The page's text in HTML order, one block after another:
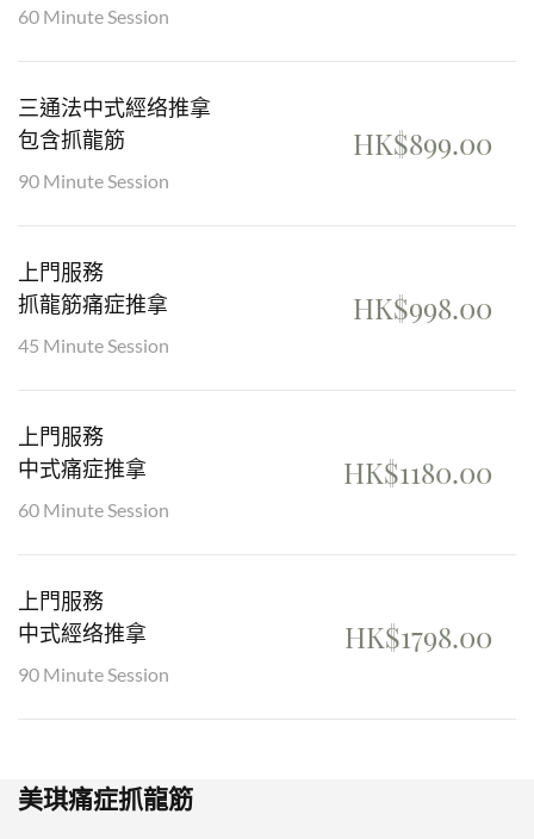
60 Minute Session
三通法中式經络推拿
包含抓龍筋
90 Minute Session
HK$899.00
上門服務
抓龍筋痛症推拿
45 Minute Session
HK$998.00
上門服務
中式痛症推拿
60 Minute Session
HK$1180.00
上門服務
中式經络推拿
90 Minute Session
HK$1798.00
美琪痛症抓龍筋